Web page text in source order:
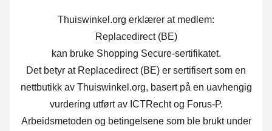
Thuiswinkel.org erklærer at medlem:
Replacedirect (BE)
kan bruke Shopping Secure-sertifikatet.
Det betyr at Replacedirect (BE) er sertifisert som en
nettbutikk av Thuiswinkel.org, basert på en uavhengig
vurdering utført av ICTRecht og Forus-P.
Arbeidsmetoden og betingelsene som ble brukt under